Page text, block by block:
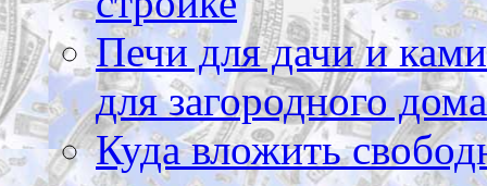
Печи для дачи и
для загородного дома
Куда вложить